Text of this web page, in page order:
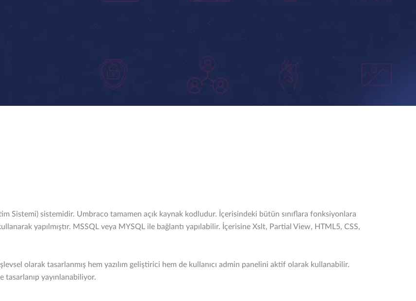
Sistemi) sistemidir. Umbraco tamamen açık kaynak kodludur. İçerisindeki bütün sınıflara fonksiyonlara
yapılmıştır. MSSQL veya MYSQL ile bağlantı yapılabilir. İçerisine Xslt, Partial View, HTML5, CSS,
olarak tasarlanmış hem yazılım geliştirici hem de kullanıcı admin panelini aktif olarak kullanabilir.
tasarlanıp yayınlanabiliyor.